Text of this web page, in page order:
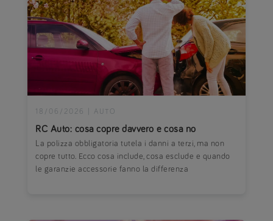
RC Auto: cosa copre davvero e cosa no
18/06/2026 AUTO
La polizza obbligatoria tutela i danni a terzi, ma non
copre tutto. Ecco cosa include, cosa esclude e quando
le garanzie accessorie fanno la differenza